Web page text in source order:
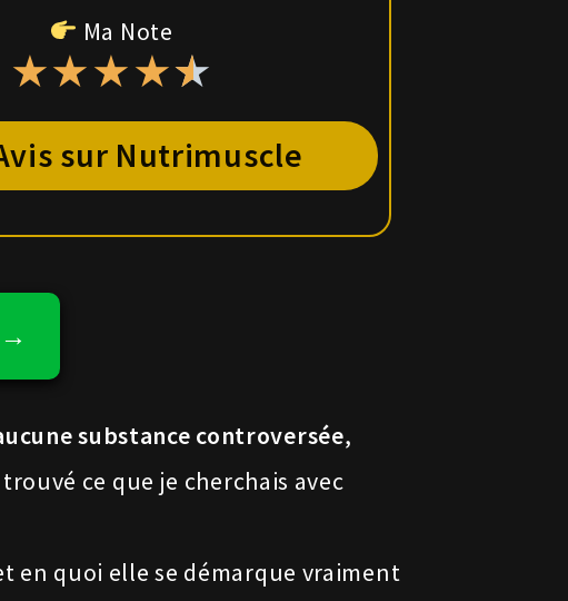
Ma Note
★★★★★
sur Nutrimuscle
→
substance controversée,
ce que je cherchais avec
en quoi elle se démarque vraiment